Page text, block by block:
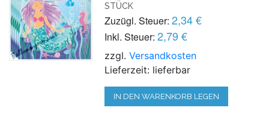
STÜCK
Zuzügl. Steuer: 2,34 €
Inkl. Steuer: 2,79 €
zzgl.Versandkosten
Lieferzeit: lieferbar
IN DEN WARENKORB LEGEN